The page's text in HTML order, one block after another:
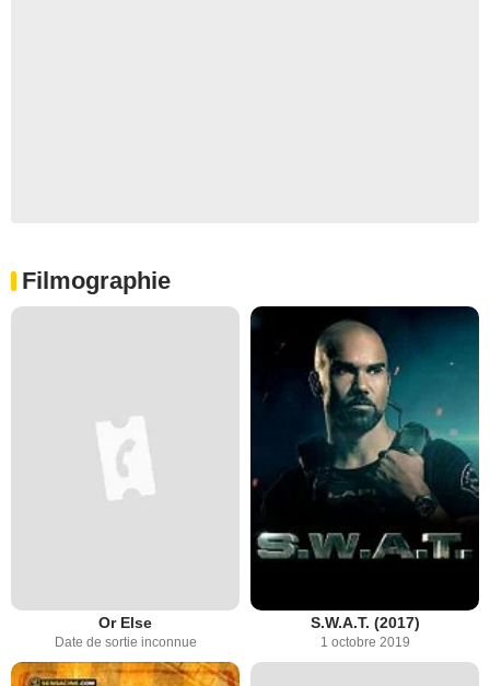
Filmographie
Or Else
Date de sortie inconnue
S.W.A.T. (2017)
1 octobre 2019